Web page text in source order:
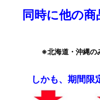
同時に他の
※北海道・沖縄の
しかも、期間限